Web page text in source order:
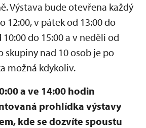
Výstava bude otevřena každý
12:00, v pátek od 13:00 do
do 15:00 a v neděli od
skupiny nad 10 osob je po
možná kdykoliv.
a ve 14:00 hodin
prohlídka výstavy
kde se dozvíte spoustu